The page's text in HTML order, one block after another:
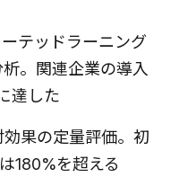
テッドラーニング
。関連企業の導入
達した
果の定量評価。初
180%を超える